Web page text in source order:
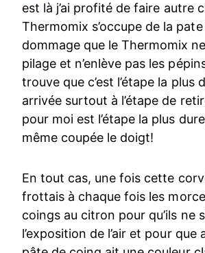
est là j’ai profité de faire autre
Thermomix s’occupe de la
dommage que le Thermomix
pilage et n’enlève pas les
trouve que c’est l’étape la plus
arrivée surtout à l’étape de
pour moi est l’étape la plus
même coupée le doigt!
En tout cas, une fois cette
frottais à chaque fois les
coings au citron pour qu’ils ne
l’exposition de l’air et pour que